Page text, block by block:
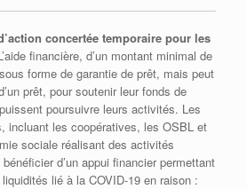
concertée temporaire pour les
financière, d’un montant minimal de
forme de garantie de prêt, mais peut
prêt, pour soutenir leur fonds de
poursuivre leurs activités. Les
incluant les coopératives, les OSBL et
sociale réalisant des activités
d’un appui financier permettant
lié à la COVID-19 en raison :